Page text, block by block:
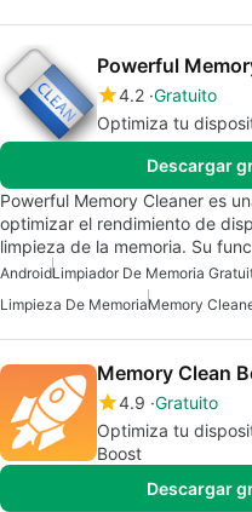
Powerful
4.2 Gratuito
Optimiza tu
Descargar
Powerful Memory Cleaner es
optimizar el rendimiento de
limpieza de la memoria. Su
AndroidLimpiador De Memoria
Limpieza De MemoriaMemory
Memory Clean
4.9 Gratuito
Optimiza tu
Boost
Descargar